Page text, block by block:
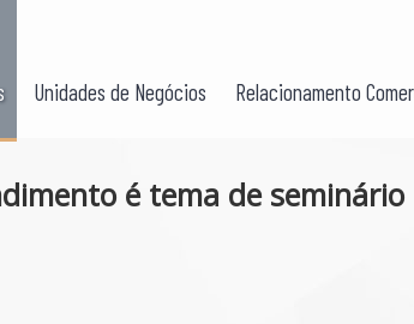
Unidades de Negócios Relacionamento
é tema de seminário